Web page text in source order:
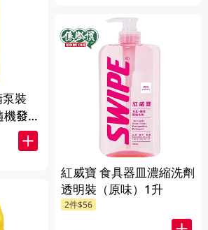
裝
機發
紅威寶 食具器皿濃縮洗劑
透明裝（原味）1升
2件$56